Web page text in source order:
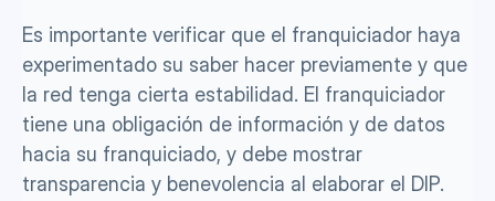
Es importante verificar que el franquiciador haya
experimentado su saber hacer previamente y que
la red tenga cierta estabilidad. El franquiciador
tiene una obligación de información y de datos
hacia su franquiciado, y debe mostrar
transparencia y benevolencia al elaborar el DIP.